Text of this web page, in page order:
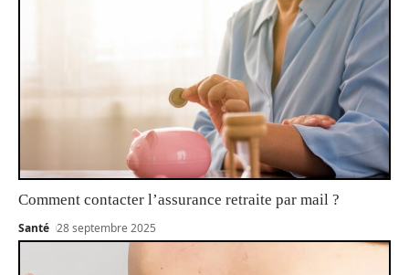
Comment contacter l’assurance retraite par mail ?
Santé 28 septembre 2025